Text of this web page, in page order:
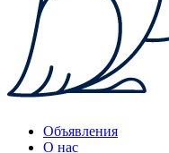
Объявления
О нас